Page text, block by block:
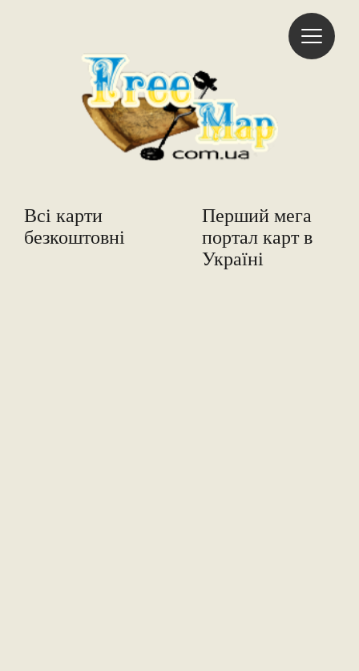
Всі карти
безкоштовні
Freemap
Перший мега
портал карт в
Україні